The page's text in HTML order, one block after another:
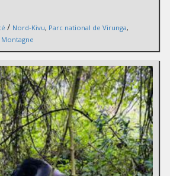
/ Nord-Kivu, Parc national de Virunga,